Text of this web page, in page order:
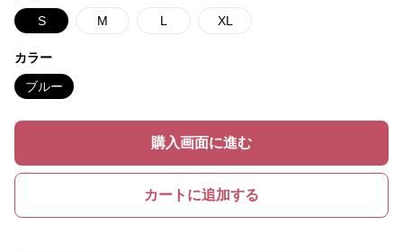
S M L XL
カラー
ブルー
購入画面に進む
カートに追加する